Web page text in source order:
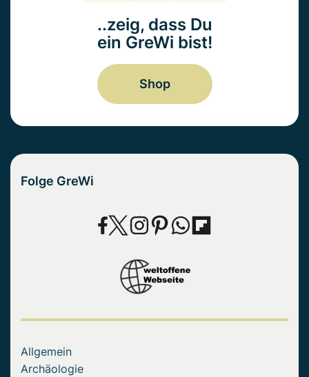
..zeig, dass Du
ein GreWi bist!
Shop
Folge GreWi
Allgemein
Archäologie